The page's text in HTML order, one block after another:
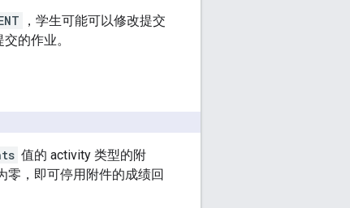
，学生可能可以修改提交
的作业。
值的 activity 类型的附
零，即可停用附件的成绩回